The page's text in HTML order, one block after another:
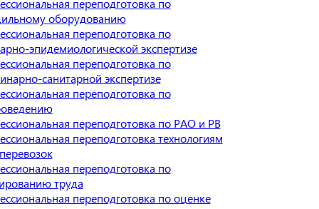
переподготовка по
оборудованию
переподготовка по
эпидемиологической экспертизе
переподготовка по
санитарной экспертизе
переподготовка по
переподготовка по РАО и РВ
переподготовка технологиям
переподготовка по
труда
переподготовка по оценке